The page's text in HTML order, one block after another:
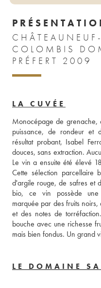
COLOMBIS
PRÉFERT 2009
LA CUVÉE
Monocépage de grenache,
puissance, de rondeur et
résultat probant, Isabel
douces, sans extraction.
Le vin a ensuite été élevé
Cette sélection parcellaire
d'argile rouge, de safres et
bio, ce vin possède une
marquée par des fruits
et des notes de
bouche avec une richesse
mais bien fondus. Un grand
LE DOMAINE